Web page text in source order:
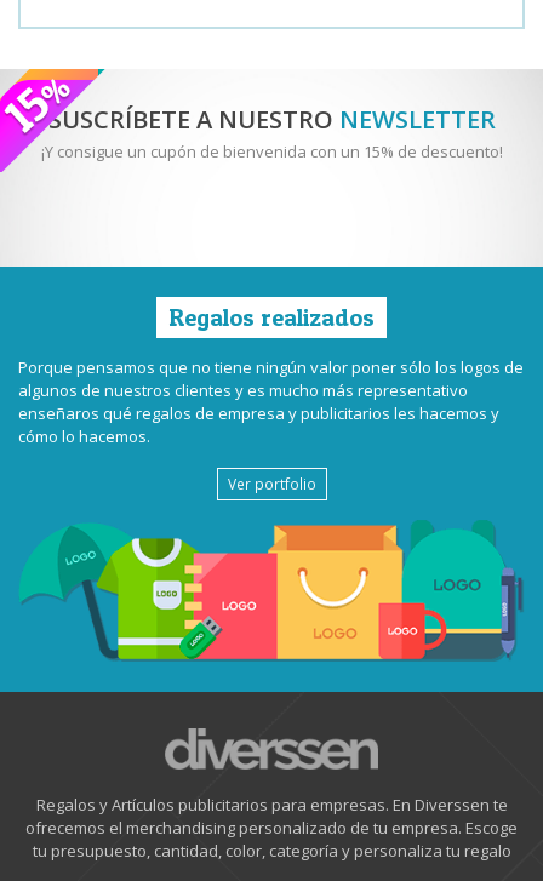
SUSCRÍBETE A NUESTRO NEWSLETTER
¡Y consigue un cupón de bienvenida con un 15% de descuento!
Regalos realizados
Porque pensamos que no tiene ningún valor poner sólo los logos de
algunos de nuestros clientes y es mucho más representativo
enseñaros qué regalos de empresa y publicitarios les hacemos y
cómo lo hacemos.
Ver portfolio
Regalos y Artículos publicitarios para empresas. En Diverssen te
ofrecemos el merchandising personalizado de tu empresa. Escoge
tu presupuesto, cantidad, color, categoría y personaliza tu regalo